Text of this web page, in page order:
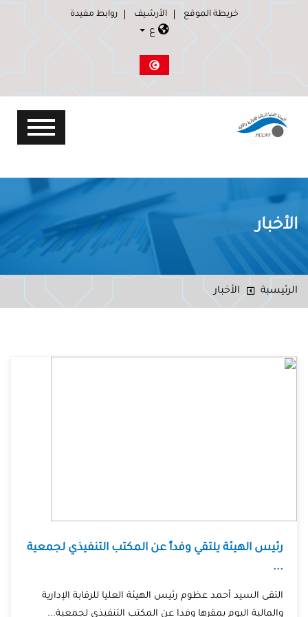
خريطة الموقع الأرشيف روابط مفيدة
ع
الأخبار
الرئيسبة الأخبار
رئيس الهيئة يلتقي وفداً عن المكتب التنفيذي لجمعية
...
التقى السيد أحمد عظوم رئيس الهيئة العليا للرقابة الإدارية
والمالية اليوم بمقرها وفدا عن المكتب التنفيذي لجمعية...